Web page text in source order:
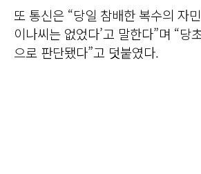
또 통신은 “당일 참배한 복수의 자
이나씨는 없었다’고 말한다”며 “당
으로 판단됐다”고 덧붙였다.